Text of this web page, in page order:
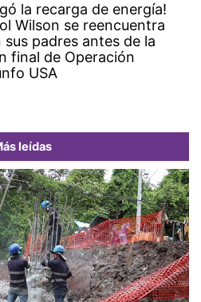
la recarga de energía!
Wilson se reencuentra
sus padres antes de la
final de Operación
USA
leídas